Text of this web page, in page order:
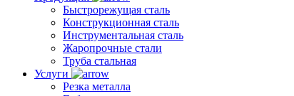
Быстрорежущая сталь
Конструкционная сталь
Инструментальная сталь
Жаропрочные стали
Труба стальная
Услуги
Резка металла